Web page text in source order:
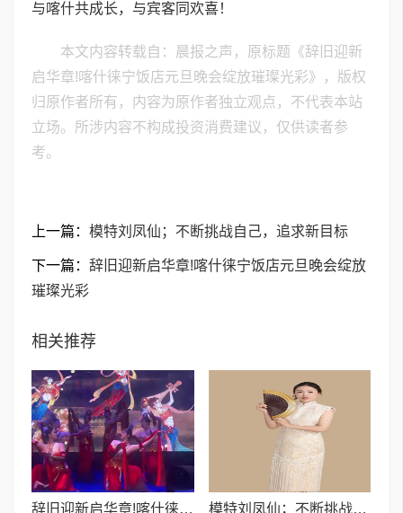
与喀什共成长，与宾客同欢喜！
本文内容转载自：晨报之声，原标题《辞旧迎新
启华章!喀什徕宁饭店元旦晚会绽放璀璨光彩》，版权
归原作者所有，内容为原作者独立观点，不代表本站
立场。所涉内容不构成投资消费建议，仅供读者参
考。
上一篇： 模特刘凤仙；不断挑战自己，追求新目标
下一篇： 辞旧迎新启华章!喀什徕宁饭店元旦晚会绽放
璀璨光彩
相关推荐
辞旧迎新启华章!喀什徕宁饭店元旦晚会绽放璀璨光彩 模特刘凤仙；不断挑战自己，追求新目标